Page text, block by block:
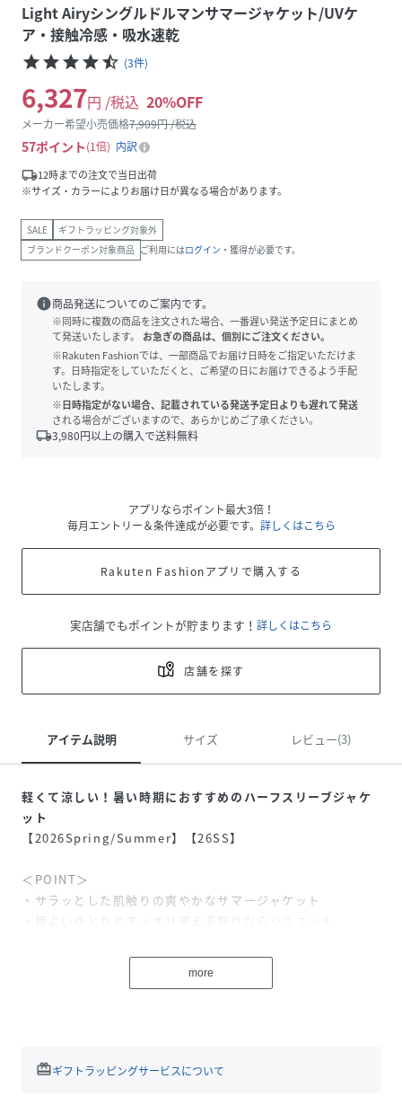
Light Airyシングルドルマンサマージャケット/UVケ
ア・接触冷感・吸水速乾
starstarstarstarstar_half (3件)
6,327円 /税込 20%OFF
メーカー希望小売価格7,909円 /税込
57ポイント 1倍
内訳
local_shipping12時までの注文で当日出荷
※サイズ・カラーによりお届け日が異なる場合があります。
SALE
ギフトラッピング対象外
ブランドクーポン対象商品 ご利用にはログイン ・獲得が必要です。
info商品発送についてのご案内です。
※同時に複数の商品を注文された場合、一番遅い発送予定日にまとめ
て発送いたします。
お急ぎの商品は、個別にご注文ください。
※Rakuten Fashionでは、一部商品でお届け日時をご指定いただけま
す。日時指定をしていただくと、ご希望の日にお届けできるよう手配
いたします。
※日時指定がない場合、記載されている発送予定日よりも遅れて発送
される場合がございますので、あらかじめご了承ください。
local_shipping3,980円以上の購入で送料無料
アプリならポイント最大3倍！
毎月エントリー＆条件達成が必要です。 詳しくはこちら
Rakuten Fashionアプリで購入する
実店舗でもポイントが貯まります！ 詳しくはこちら
店舗を探す
アイテム説明 サイズ レビュー(3)
軽くて涼しい！暑い時期におすすめのハーフスリーブジャケ
ット
【2026Spring/Summer】【26SS】
＜POINT＞
・サラッとした肌触りの爽やかなサマージャケット
・程よいゆとりとスッキリ見える拘りならシルエット
・ご自宅で洗濯機洗いが可能なマシンウォッシャブル素材
す。
more
redeemギフトラッピングサービスについて